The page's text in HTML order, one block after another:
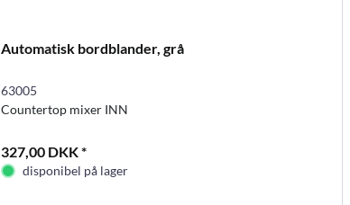
Automatisk bordblander, grå
63005
Countertop mixer INN
327,00 DKK *
disponibel på lager